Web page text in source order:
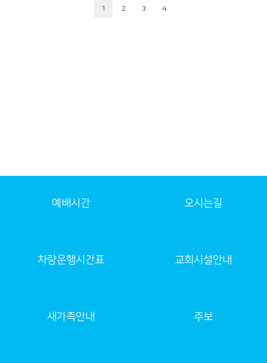
1 2 3 4
예배시간 오시는길
차량운행시간표 교회시설안내
새가족안내 주보